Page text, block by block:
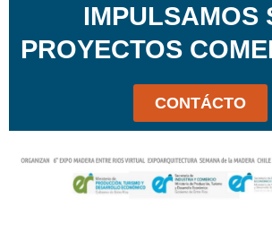
IMPULSAMOS
PROYECTOS
CONTÁCTO